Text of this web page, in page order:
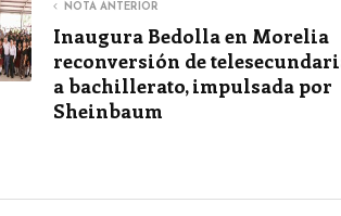
NOTA ANTERIOR
Inaugura Bedolla en Morelia
reconversión de
a bachillerato, impulsada por
Sheinbaum